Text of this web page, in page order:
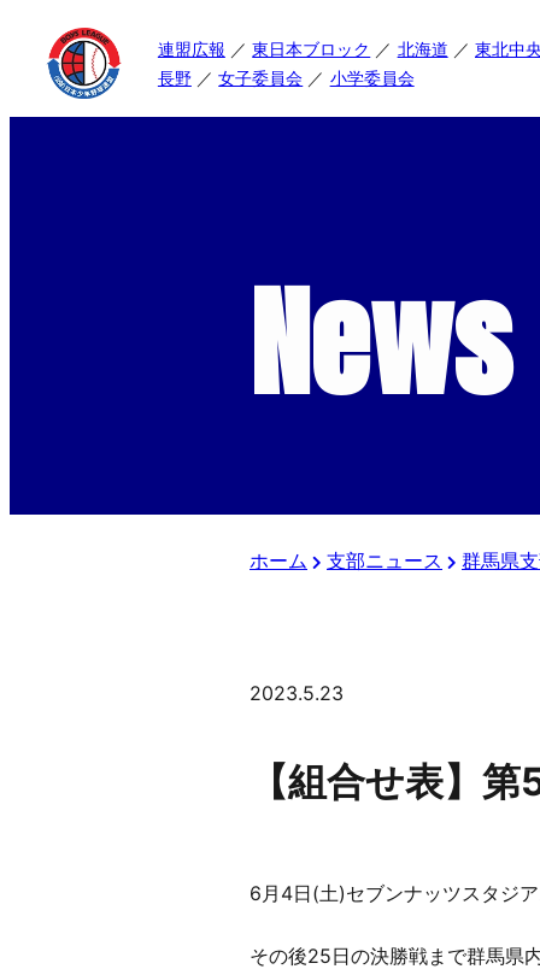
連盟広報 東日本ブロック 北海道
東北中
長野
女子委員会 小学委員会
News
ホーム 支部ニュース 群馬県
2023.5.23
【組合せ表】
6月4日(土)セブンナッツスタジ
その後25日の決勝戦まで群馬県